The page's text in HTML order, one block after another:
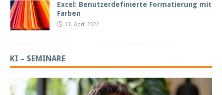
Excel: Benutzerdefinierte Formatierung mit
Farben
21. April 2022
KI – SEMINARE